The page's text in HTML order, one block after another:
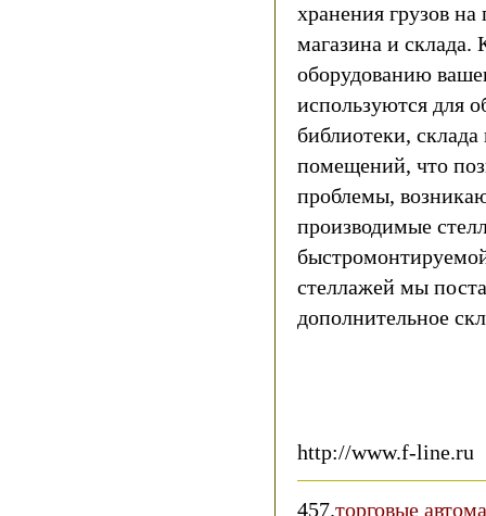
хранения грузов
магазина и
оборудованию
используются для
библиотеки,
помещений, что
проблемы,
производимые
стеллажей мы
дополнительное
http://www.f-line.ru
457.торговые